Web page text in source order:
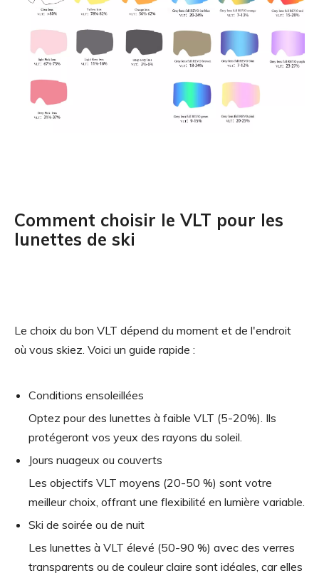
Comment choisir le VLT pour les
lunettes de ski
Le choix du bon VLT dépend du moment et de l'endroit
où vous skiez. Voici un guide rapide :
Conditions ensoleillées
Optez pour des lunettes à faible VLT (5-20%). Ils
protégeront vos yeux des rayons du soleil.
Jours nuageux ou couverts
Les objectifs VLT moyens (20-50 %) sont votre
meilleur choix, offrant une flexibilité en lumière variable.
Ski de soirée ou de nuit
Les lunettes à VLT élevé (50-90 %) avec des verres
transparents ou de couleur claire sont idéales, car elles